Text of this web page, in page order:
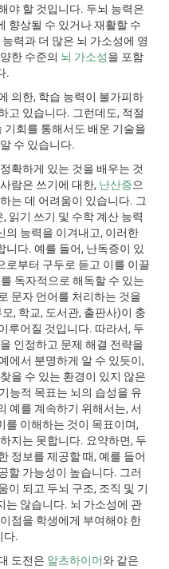
야 할 것입니다. 두뇌 능력은
향상될 수 있거나 재활할 수
력과 더 많은 뇌 가소성에 영
한 수준의 뇌 가소성을 포함
.
의한, 학습 능력이 불가피하
고 있습니다. 그런데도, 적절
기회를 통해서도 배운 기술을
수 있습니다.
확하게 있는 것을 배우는 것
람은 쓰기에 대한, 난산증으
는 데 어려움이 있습니다. 그
읽기 쓰기 및 수학 계산 능력
의 능력을 이겨내고, 이러한
다. 예를 들어, 난독증이 있
로부터 구두로 듣고 이를 이끌
독자적으로 해독할 수 있는
문자 언어를 처리하는 것을
, 학교, 도서관, 출판사)이 충
루어질 것입니다. 따라서, 두
인정하고 문제 해결 전략을
에서 분명하게 알 수 있듯이,
을 수 있는 환경이 있지 않은
능적 목표는 뇌의 습성을 유
예를 계속하기 위해서는, 서
를 이해하는 것이 목표이며,
지는 못합니다. 요약하면, 두
정보를 제공할 때, 예를 들어
할 가능성이 높습니다. 그러
이 되고 두뇌 구조, 조직 및 기
는 않습니다. 뇌 가소성에 관
점을 학생에게 부여해야 한
다.
도전은 알츠하이머와 같은